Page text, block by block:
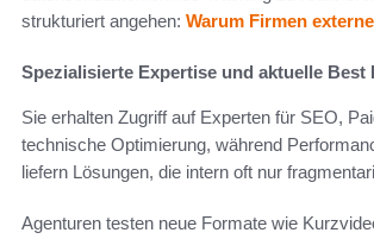
strukturiert angehen: Warum Firmen
Spezialisierte Expertise und aktuelle Best
Sie erhalten Zugriff auf Experten für SEO,
technische Optimierung, während
liefern Lösungen, die intern oft nur
Agenturen testen neue Formate wie